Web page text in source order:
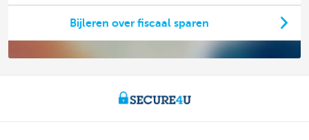
Bijleren over fiscaal sparen